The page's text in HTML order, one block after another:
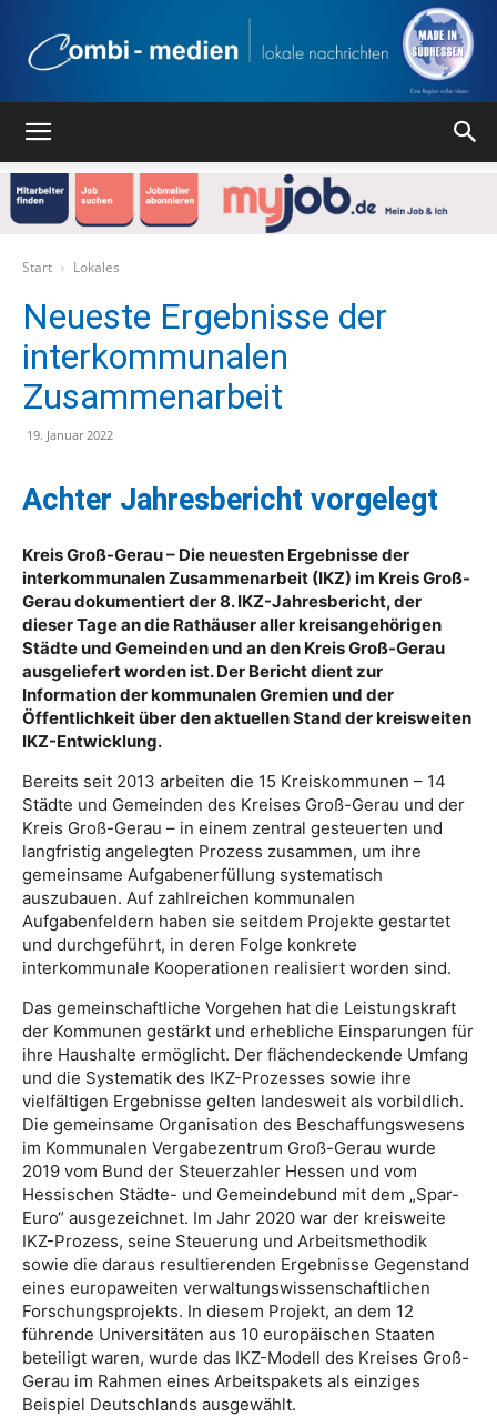
Verlag
Start Lokales
Neueste Ergebnisse der
interkommunalen
Zusammenarbeit
19. Januar 2022
Achter Jahresbericht vorgelegt
Kreis Groß-Gerau – Die neuesten Ergebnisse der
interkommunalen Zusammenarbeit (IKZ) im Kreis Groß-
Gerau dokumentiert der 8. IKZ-Jahresbericht, der
dieser Tage an die Rathäuser aller kreisangehörigen
Städte und Gemeinden und an den Kreis Groß-Gerau
ausgeliefert worden ist. Der Bericht dient zur
Information der kommunalen Gremien und der
Öffentlichkeit über den aktuellen Stand der kreisweiten
IKZ-Entwicklung.
Bereits seit 2013 arbeiten die 15 Kreiskommunen – 14
Städte und Gemeinden des Kreises Groß-Gerau und der
Kreis Groß-Gerau – in einem zentral gesteuerten und
langfristig angelegten Prozess zusammen, um ihre
gemeinsame Aufgabenerfüllung systematisch
auszubauen. Auf zahlreichen kommunalen
Aufgabenfeldern haben sie seitdem Projekte gestartet
und durchgeführt, in deren Folge konkrete
interkommunale Kooperationen realisiert worden sind.
Das gemeinschaftliche Vorgehen hat die Leistungskraft
der Kommunen gestärkt und erhebliche Einsparungen für
ihre Haushalte ermöglicht. Der flächendeckende Umfang
und die Systematik des IKZ-Prozesses sowie ihre
vielfältigen Ergebnisse gelten landesweit als vorbildlich.
Die gemeinsame Organisation des Beschaffungswesens
im Kommunalen Vergabezentrum Groß-Gerau wurde
2019 vom Bund der Steuerzahler Hessen und vom
Hessischen Städte- und Gemeindebund mit dem „Spar-
Euro“ ausgezeichnet. Im Jahr 2020 war der kreisweite
IKZ-Prozess, seine Steuerung und Arbeitsmethodik
sowie die daraus resultierenden Ergebnisse Gegenstand
eines europaweiten verwaltungswissenschaftlichen
Forschungsprojekts. In diesem Projekt, an dem 12
führende Universitäten aus 10 europäischen Staaten
beteiligt waren, wurde das IKZ-Modell des Kreises Groß-
Gerau im Rahmen eines Arbeitspakets als einziges
Beispiel Deutschlands ausgewählt.